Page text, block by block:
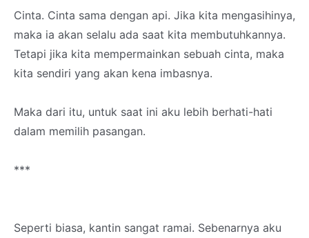
Cinta. Cinta sama dengan api. Jika kita mengasihinya,
maka ia akan selalu ada saat kita membutuhkannya.
Tetapi jika kita mempermainkan sebuah cinta, maka
kita sendiri yang akan kena imbasnya.
Maka dari itu, untuk saat ini aku lebih berhati-hati
dalam memilih pasangan.
***
Seperti biasa, kantin sangat ramai. Sebenarnya aku